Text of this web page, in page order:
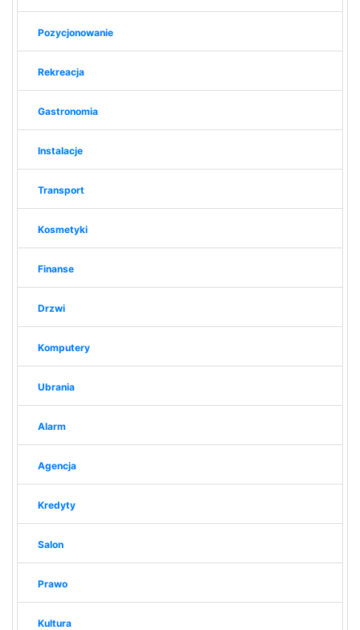
Pozycjonowanie
Rekreacja
Gastronomia
Instalacje
Transport
Kosmetyki
Finanse
Drzwi
Komputery
Ubrania
Alarm
Agencja
Kredyty
Salon
Prawo
Kultura